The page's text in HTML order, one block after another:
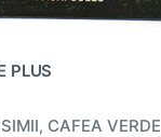
PLUS
, CAFEA VERDE